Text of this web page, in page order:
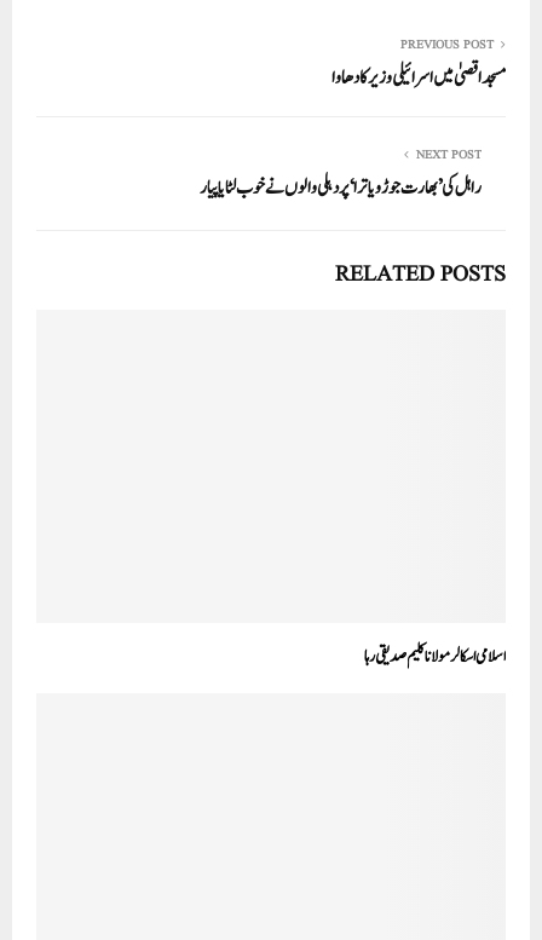
PREVIOUS POST
مسجد اقصیٰ میں اسرائیلی وزیر کا دھاوا
NEXT POST
راہل کی ’بھارت جوڑو یاترا‘ پر دہلی والوں نے خوب لٹایا پیار
RELATED POSTS
اسلامی اسکالر مولانا کلیم صدیقی رہا